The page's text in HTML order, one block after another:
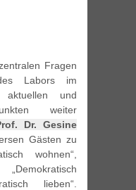
Fragen
Labors im
aktuellen und
weiter
Dr. Gesine
Gästen zu
wohnen“,
lieben“.